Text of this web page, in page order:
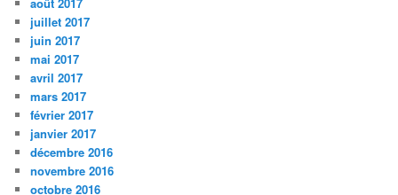
juillet 2017
juin 2017
mai 2017
avril 2017
mars 2017
février 2017
janvier 2017
décembre 2016
novembre 2016
octobre 2016